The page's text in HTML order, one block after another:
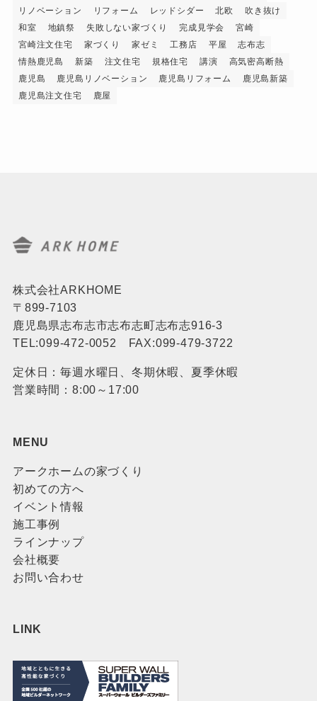
リノベーション
リフォーム レッドシダー 北欧
吹き抜け
和室
地鎮祭 失敗しない家づくり 完成見学会
宮崎
宮崎注文住宅
家づくり 家ゼミ 工務店 平屋
志布志
情熱鹿児島
新築 注文住宅 規格住宅 講演
高気密高断熱
鹿児島
鹿児島リノベーション 鹿児島リフォーム
鹿児島新築
鹿児島注文住宅
鹿屋
株式会社ARKHOME
〒899-7103
鹿児島県志布志市志布志町志布志916-3
TEL:099-472-0052 FAX:099-479-3722
定休日：毎週水曜日、冬期休暇、夏季休暇
営業時間：8:00～17:00
MENU
アークホームの家づくり
初めての方へ
イベント情報
施工事例
ラインナップ
会社概要
お問い合わせ
LINK